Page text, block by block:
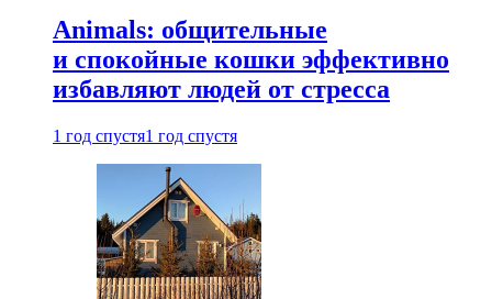
Animals: общительные
и спокойные кошки эффективно
избавляют людей от стресса
1 год спустя1 год спустя